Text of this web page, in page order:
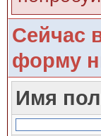
Сейчас
форму
Имя